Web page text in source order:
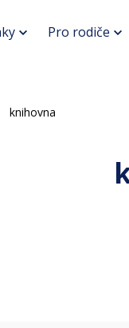
Pro rodiče
knihovna